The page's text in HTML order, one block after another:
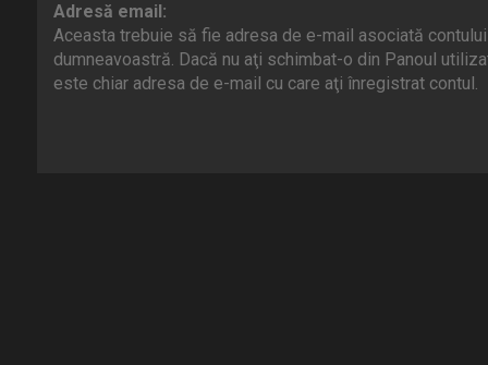
Adresă email:
Aceasta trebuie să fie adresa de e-mail asociată contului
dumneavoastră. Dacă nu aţi schimbat-o din Panoul
este chiar adresa de e-mail cu care aţi înregistrat contul.